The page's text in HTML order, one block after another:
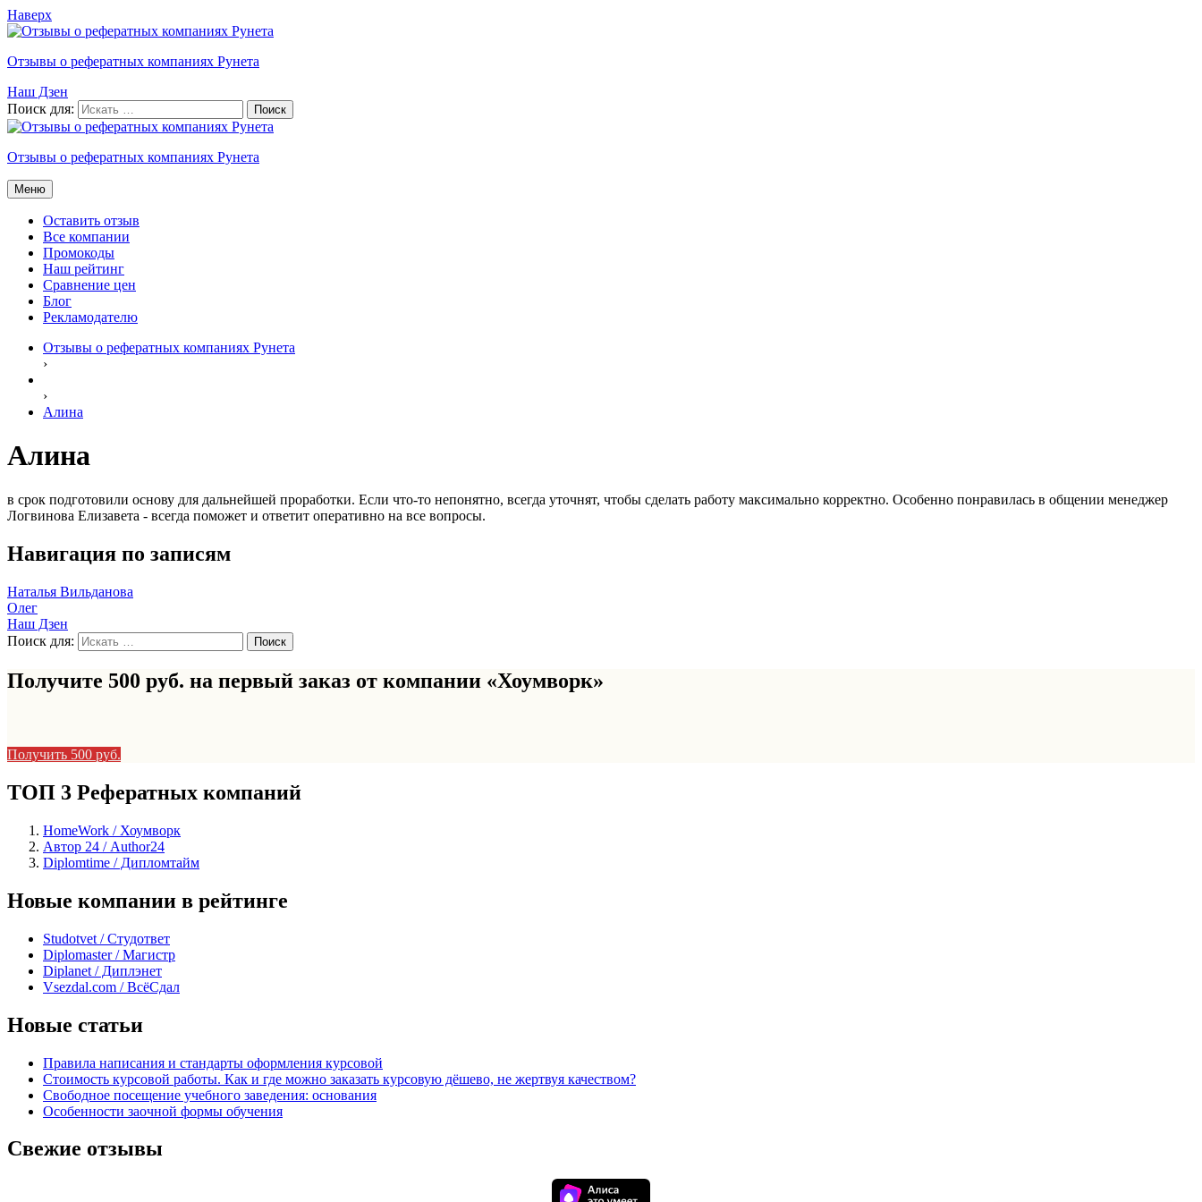
Наверх
Отзывы о рефератных компаниях Рунета
Наш Дзен
Поиск для:
Отзывы о рефератных компаниях Рунета
Меню
Оставить отзыв
Все компании
Промокоды
Наш рейтинг
Сравнение цен
Блог
Рекламодателю
Отзывы о рефератных компаниях Рунета
›
›
Алина
Алина
в срок подготовили основу для дальнейшей проработки. Если что-то непонятно, всегда уточнят, чтобы сделать работу максимально корректно. Особенно понравилась в общении менеджер
Логвинова Елизавета - всегда поможет и ответит оперативно на все вопросы.
Навигация по записям
Наталья Вильданова
Олег
Наш Дзен
Поиск для:
Получите 500 руб. на первый заказ от компании «Хоумворк»
Получить 500 руб.
ТОП 3 Рефератных компаний
HomeWork / Хоумворк
Автор 24 / Author24
Diplomtime / Дипломтайм
Новые компании в рейтинге
Studotvet / Студответ
Diplomaster / Магистр
Diplanet / Диплэнет
Vsezdal.com / ВсёСдал
Новые статьи
Правила написания и стандарты оформления курсовой
Стоимость курсовой работы. Как и где можно заказать курсовую дёшево, не жертвуя качеством?
Свободное посещение учебного заведения: основания
Особенности заочной формы обучения
Свежие отзывы